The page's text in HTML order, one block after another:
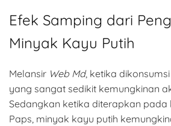
Efek Samping dari
Minyak Kayu Putih
Melansir Web Md, ketika
yang sangat sedikit kemungkinan
Sedangkan ketika diterapkan pada
Paps, minyak kayu putih